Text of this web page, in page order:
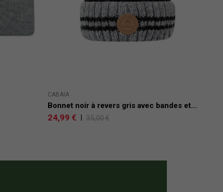
CABAIA
Bonnet noir à revers gris avec bandes et...
24,99 € 35,00 €